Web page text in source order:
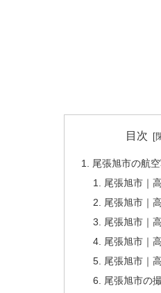
目次
尾張旭市の航
尾張旭市｜
尾張旭市｜
尾張旭市｜
尾張旭市｜
尾張旭市｜
尾張旭市の